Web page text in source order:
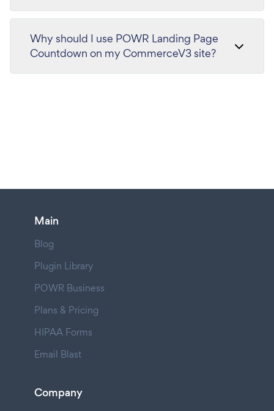
Why should I use POWR Landing Page
Countdown on my CommerceV3 site?
Main
Blog
Plugin Library
POWR Business
Plans & Pricing
HIPAA Forms
Email Blast
Company